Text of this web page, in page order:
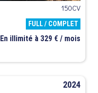
150CV
FULL / COMPLET
En illimité à 329 € / mois
2024